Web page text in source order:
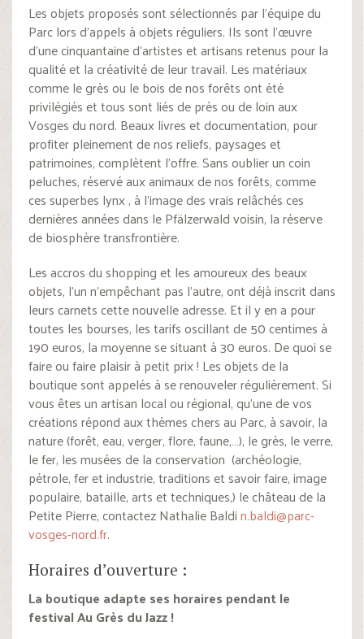
Les objets proposés sont sélectionnés par l’équipe du
Parc lors d’appels à objets réguliers. Ils sont l’œuvre
d’une cinquantaine d’artistes et artisans retenus pour la
qualité et la créativité de leur travail. Les matériaux
comme le grès ou le bois de nos forêts ont été
privilégiés et tous sont liés de près ou de loin aux
Vosges du nord. Beaux livres et documentation, pour
profiter pleinement de nos reliefs, paysages et
patrimoines, complètent l’offre. Sans oublier un coin
peluches, réservé aux animaux de nos forêts, comme
ces superbes lynx , à l’image des vrais relâchés ces
dernières années dans le Pfälzerwald voisin, la réserve
de biosphère transfrontière.
Les accros du shopping et les amoureux des beaux
objets, l’un n’empêchant pas l’autre, ont déjà inscrit dans
leurs carnets cette nouvelle adresse. Et il y en a pour
toutes les bourses, les tarifs oscillant de 50 centimes à
190 euros, la moyenne se situant à 30 euros. De quoi se
faire ou faire plaisir à petit prix ! Les objets de la
boutique sont appelés à se renouveler régulièrement. Si
vous êtes un artisan local ou régional, qu’une de vos
créations répond aux thèmes chers au Parc, à savoir, la
nature (forêt, eau, verger, flore, faune,…), le grès, le verre,
le fer, les musées de la conservation (archéologie,
pétrole, fer et industrie, traditions et savoir faire, image
populaire, bataille, arts et techniques,) le château de la
Petite Pierre, contactez Nathalie Baldin.baldi@parc-
vosges-nord.fr.
Horaires d’ouverture :
La boutique adapte ses horaires pendant le
festival Au Grès du Jazz !